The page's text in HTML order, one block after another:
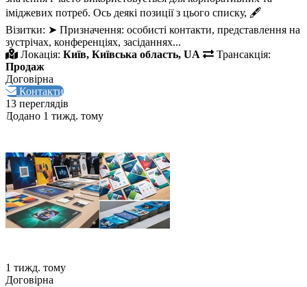
іміджевих потреб. Ось деякі позиції з цього списку, 🖋️
Візитки: ➤ Призначення: особисті контакти, представлення на
зустрічах, конференціях, засіданнях...
Локація: Київ, Київська область, UA
Трансакція:
Продаж
Договірна
Контакти
13 переглядів
Додано 1 тижд. тому
1 тижд. тому
Договірна